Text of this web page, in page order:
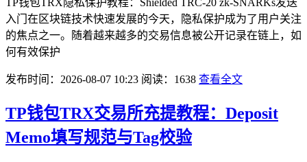
入门在区块链技术快速发展的今天，隐私保护成为了用户关注
的焦点之一。随着越来越多的交易信息被公开记录在链上，如
何有效保护
发布时间：2026-08-07 10:23 阅读：1638 查看全文
TP钱包TRX交易所充提教程：Deposit
Memo填写规范与Tag校验